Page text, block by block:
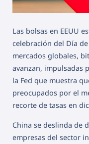
Las bolsas en EEUU
celebración del Día
mercados globales,
avanzan, impulsadas
la Fed que muestra
preocupados por el
recorte de tasas en
China se deslinda de
empresas del sector